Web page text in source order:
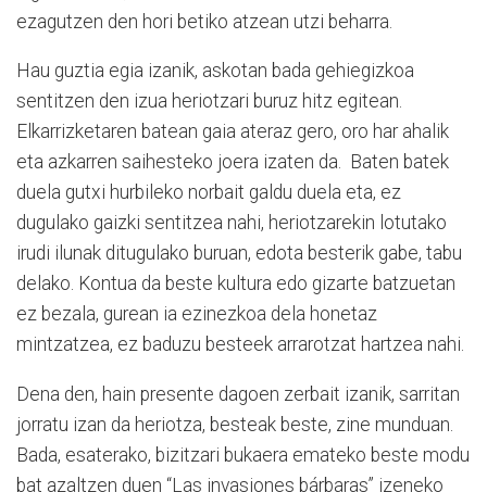
ezagutzen den hori betiko atzean utzi beharra.
Hau guztia egia izanik, askotan bada gehiegizkoa
sentitzen den izua heriotzari buruz hitz egitean.
Elkarrizketaren batean gaia ateraz gero, oro har ahalik
eta azkarren saihesteko joera izaten da. Baten batek
duela gutxi hurbileko norbait galdu duela eta, ez
dugulako gaizki sentitzea nahi, heriotzarekin lotutako
irudi ilunak ditugulako buruan, edota besterik gabe, tabu
delako. Kontua da beste kultura edo gizarte batzuetan
ez bezala, gurean ia ezinezkoa dela honetaz
mintzatzea, ez baduzu besteek arrarotzat hartzea nahi.
Dena den, hain presente dagoen zerbait izanik, sarritan
jorratu izan da heriotza, besteak beste, zine munduan.
Bada, esaterako, bizitzari bukaera emateko beste modu
bat azaltzen duen “Las invasiones bárbaras” izeneko